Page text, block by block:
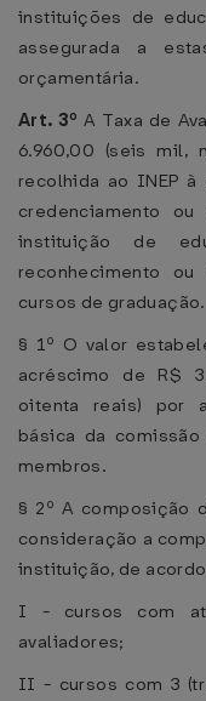
instituições de
assegurada a
orçamentária.
Art. 3ºA Taxa de
6.960,00 (seis mil,
recolhida ao INEP
credenciamento
instituição de
reconhecimento
cursos de graduação.
§ 1º O valor
acréscimo de R$
oitenta reais) por
básica da
membros.
§ 2º A composição
consideração a
instituição, de
I - cursos com
avaliadores;
II - cursos com 3